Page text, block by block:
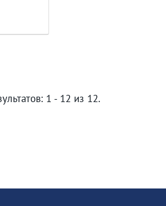
1 - 12 из 12.